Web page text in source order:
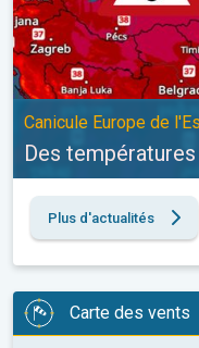
Canicule Europe de
Des
Plus d'actualités
Carte des vents